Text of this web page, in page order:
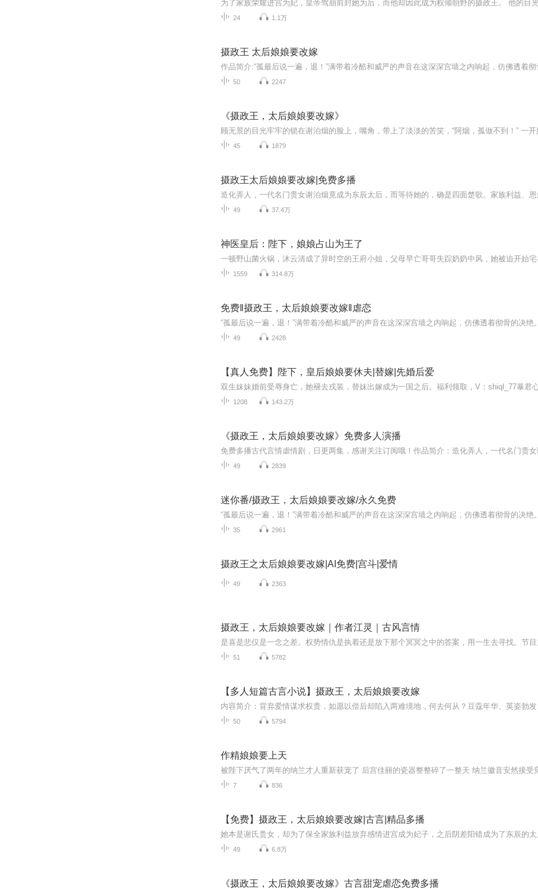
24 1.1万
摄政王 太后娘娘要改嫁
50 2247
《摄政王，太后娘娘要改嫁》
45 1879
摄政王太后娘娘要改嫁|免费多播
49 37.4万
神医皇后：陛下，娘娘占山为王了
1559 314.8万
免费‖摄政王，太后娘娘要改嫁‖虐恋
49 2428
【真人免费】陛下，皇后娘娘要休夫|替嫁|先婚后爱
1208 143.2万
《摄政王，太后娘娘要改嫁》免费多人演播
49 2839
迷你番/摄政王，太后娘娘要改嫁/永久免费
35 2961
摄政王之太后娘娘要改嫁|AI免费|宫斗|爱情
49 2363
摄政王，太后娘娘要改嫁｜作者江灵｜古风言情
51 5782
【多人短篇古言小说】摄政王，太后娘娘要改嫁
50 5794
作精娘娘要上天
7 836
【免费】摄政王，太后娘娘要改嫁|古言|精品多播
49 6.8万
《摄政王，太后娘娘要改嫁》古言甜宠虐恋免费多播